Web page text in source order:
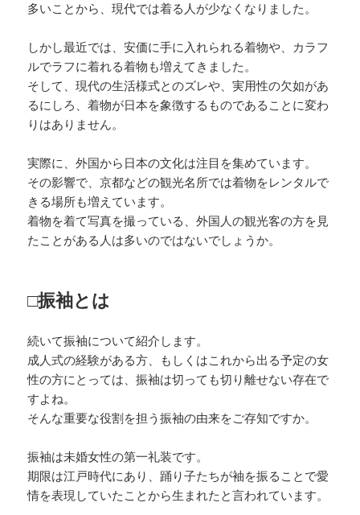
多いことから、現代では着る人が少なくなりました。
しかし最近では、安価に手に入れられる着物や、カラフ
ルでラフに着れる着物も増えてきました。
そして、現代の生活様式とのズレや、実用性の欠如があ
るにしろ、着物が日本を象徴するものであることに変わ
りはありません。
実際に、外国から日本の文化は注目を集めています。
その影響で、京都などの観光名所では着物をレンタルで
きる場所も増えています。
着物を着て写真を撮っている、外国人の観光客の方を見
たことがある人は多いのではないでしょうか。
□振袖とは
続いて振袖について紹介します。
成人式の経験がある方、もしくはこれから出る予定の女
性の方にとっては、振袖は切っても切り離せない存在で
すよね。
そんな重要な役割を担う振袖の由来をご存知ですか。
振袖は未婚女性の第一礼装です。
期限は江戸時代にあり、踊り子たちが袖を振ることで愛
情を表現していたことから生まれたと言われています。